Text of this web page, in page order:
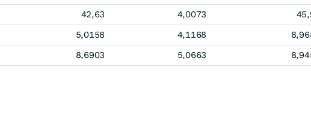
42,63 4,0073
5,0158 4,1168
8,6903 5,0663